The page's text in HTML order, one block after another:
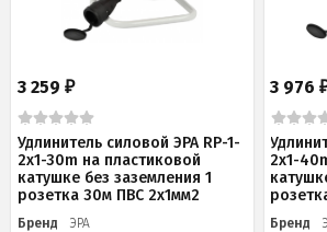
3 259 ₽
Удлинитель силовой ЭРА RP-1-
2x1-30m на пластиковой
катушке без заземления 1
розетка 30м ПВС 2x1мм2
Бренд
ЭРА
3 976
2x1-
Бренд